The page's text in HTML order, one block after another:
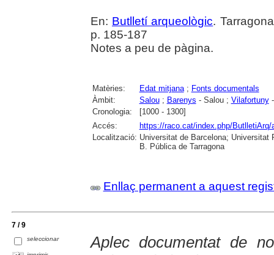
En: Butlletí arqueològic.
p. 185-187
Notes a peu de pàgina.
Matèries: Edat mitjana; Fonts documentals
Àmbit:
Salou; Barenys - Salou ; Vilafortuny-
Cronologia:
[1000 - 1300]
Accés:
https://raco.cat/index.php/ButlletiArq/
Localització: Universitat de Barcelona; Universitat
B. Pública de Tarragona
Enllaç permanent a aquest
7 / 9
seleccionar
Aplec documentat de